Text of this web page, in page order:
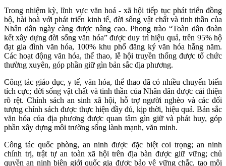
Trong nhiệm kỳ, lĩnh vực văn hoá - xã hội tiếp tục phát triển đồng
bộ, hài hoà với phát triển kinh tế, đời sống vật chất và tinh thần của
Nhân dân ngày càng được nâng cao. Phong trào “Toàn dân đoàn
kết xây dựng đời sống văn hóa” được duy trì hiệu quả, trên 95% hộ
đạt gia đình văn hóa, 100% khu phố đăng ký văn hóa hằng năm.
Các hoạt động văn hóa, thể thao, lễ hội truyền thống được tổ chức
thường xuyên, góp phần giữ gìn bản sắc địa phương.
Công tác giáo dục, y tế, văn hóa, thể thao đã có nhiều chuyển biến
tích cực; đời sống vật chất và tinh thần của Nhân dân được cải thiện
rõ rệt. Chính sách an sinh xã hội, hỗ trợ người nghèo và các đối
tượng chính sách được thực hiện đầy đủ, kịp thời, hiệu quả. Bản sắc
văn hóa của địa phương được quan tâm gìn giữ và phát huy, góp
phần xây dựng môi trường sống lành mạnh, văn minh.
Công tác quốc phòng, an ninh được đặc biệt coi trọng; an ninh
chính trị, trật tự an toàn xã hội trên địa bàn được giữ vững; chủ
quyền an ninh biên giới quốc gia được bảo vệ vững chắc, tạo môi